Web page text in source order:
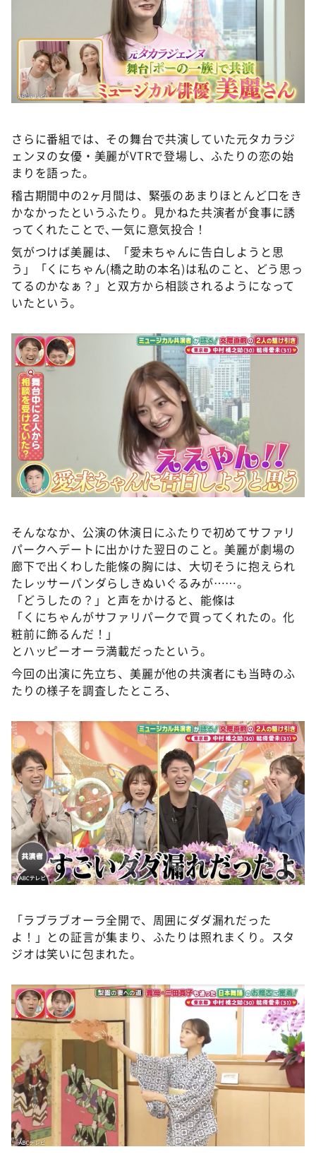
さらに番組では、その舞台で共演していた元タカラジ
ェンヌの女優・美麗がVTRで登場し、ふたりの恋の始
まりを語った。
稽古期間中の2ヶ月間は、緊張のあまりほとんど口をき
かなかったというふたり。見かねた共演者が食事に誘
ってくれたことで､一気に意気投合！
気がつけば美麗は、「愛未ちゃんに告白しようと思
う」「くにちゃん(橋之助の本名)は私のこと、どう思っ
てるのかなぁ？」と双方から相談されるようになって
いたという。
そんななか、公演の休演日にふたりで初めてサファリ
パークへデートに出かけた翌日のこと。美麗が劇場の
廊下で出くわした能條の胸には、大切そうに抱えられ
たレッサーパンダらしきぬいぐるみが……。
「どうしたの？」と声をかけると、能條は
「くにちゃんがサファリパークで買ってくれたの。化
粧前に飾るんだ！」
とハッピーオーラ満載だったという。
今回の出演に先立ち、美麗が他の共演者にも当時のふ
たりの様子を調査したところ、
「ラブラブオーラ全開で、周囲にダダ漏れだった
よ！」との証言が集まり、ふたりは照れまくり。スタ
ジオは笑いに包まれた。